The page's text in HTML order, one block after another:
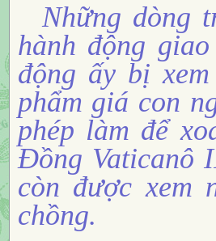
Những dòng
hành động
động ấy bị
phẩm giá con
phép làm để
Đồng Vaticanô
còn được xem
chồng.